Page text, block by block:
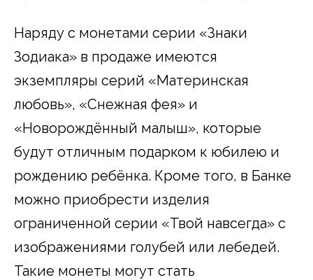
Наряду с монетами серии «Знаки
Зодиака» в продаже имеются
экземпляры серий «Материнская
любовь», «Снежная фея» и
«Новорождённый малыш», которые
будут отличным подарком к юбилею и
рождению ребёнка. Кроме того, в Банке
можно приобрести изделия
ограниченной серии «Твой навсегда» с
изображениями голубей или лебедей.
Такие монеты могут стать